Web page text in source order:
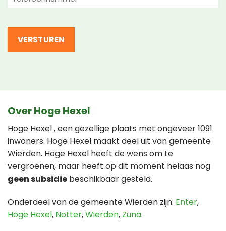
(Vereist)
Over Hoge Hexel
Hoge Hexel , een gezellige plaats met ongeveer 1091
inwoners. Hoge Hexel maakt deel uit van gemeente
Wierden. Hoge Hexel heeft de wens om te
vergroenen, maar heeft op dit moment helaas nog
geen subsidie beschikbaar gesteld.
Onderdeel van de gemeente Wierden zijn: Enter,
Hoge Hexel, Notter,Wierden, Zuna.